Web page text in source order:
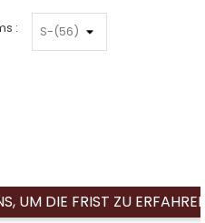
:
UM DIE FRIST ZU